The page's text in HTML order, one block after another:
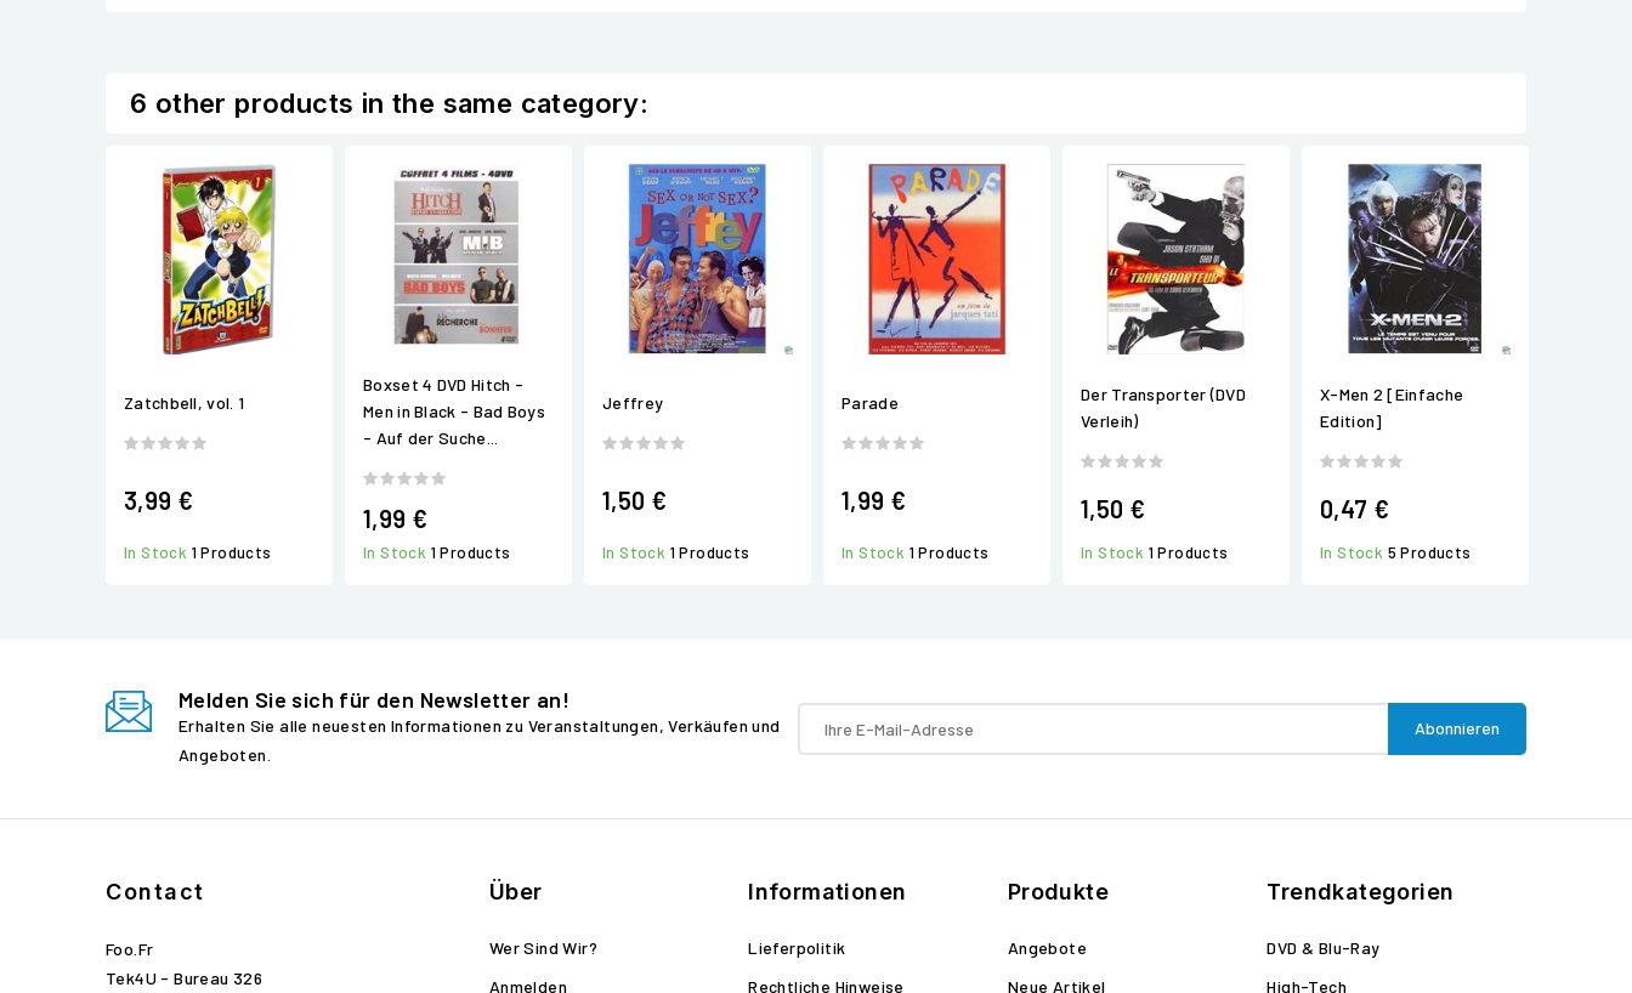
6 other products in the same category:
Zatchbell, vol. 1
3,99 €
In Stock 1 Products
Boxset 4 DVD Hitch -
Men in Black - Bad Boys
- Auf der Suche...
1,99 €
In Stock 1 Products
Jeffrey
1,50 €
In Stock 1 Products
Parade
1,99 €
In Stock 1 Products
Der Transporter (DVD
Verleih)
1,50 €
In Stock 1 Products
X-Men 2 [Einfache
Edition]
0,47 €
In Stock 5 Products
Melden Sie sich für den Newsletter an!
Erhalten Sie alle neuesten Informationen zu Veranstaltungen, Verkäufen und
Angeboten.
Contact
Foo.fr
Tek4U - Bureau 326
Über
Wer Sind Wir?
Anmelden
Informationen
Lieferpolitik
Rechtliche Hinweise
Produkte
Angebote
Neue Artikel
Trendkategorien
DVD & Blu-Ray
High-Tech